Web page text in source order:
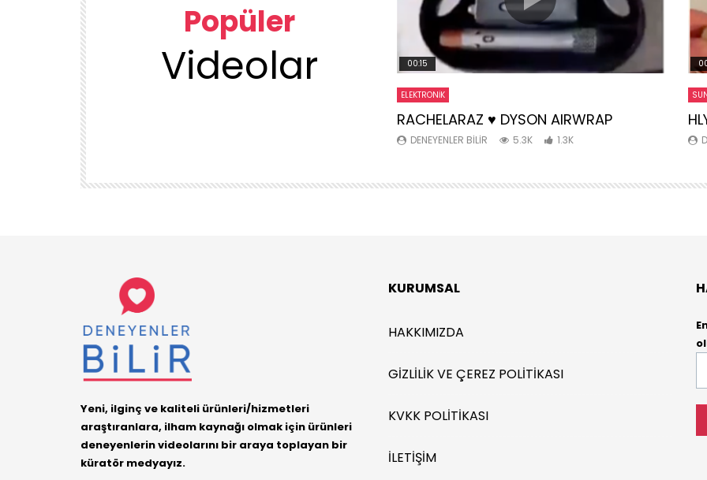
Popüler
Videolar 00:15
ELEKTRONIK
RACHELARAZ ♥️ DYSON AIRWRAP
DENEYENLER BILIR 5.3K 1.3K
Yeni, ilginç ve kaliteli ürünleri/hizmetleri
araştıranlara, ilham kaynağı olmak için ürünleri
deneyenlerin videolarını bir araya toplayan bir
küratör medyayız.
KURUMSAL
HAKKIMIZDA
GIZLILIK VE ÇEREZ POLITIKASI
KVKK POLITIKASI
İLETIŞIM